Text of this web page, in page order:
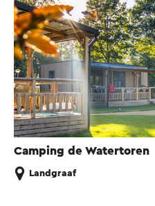
Camping de Watertoren
Landgraaf